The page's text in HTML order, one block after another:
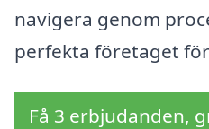
navigera genom
perfekta företaget
Få 3 erbjudanden,